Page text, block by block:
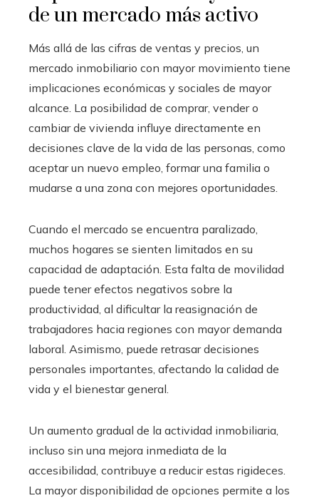
de un mercado más activo
Más allá de las cifras de ventas y precios, un
mercado inmobiliario con mayor movimiento tiene
implicaciones económicas y sociales de mayor
alcance. La posibilidad de comprar, vender o
cambiar de vivienda influye directamente en
decisiones clave de la vida de las personas, como
aceptar un nuevo empleo, formar una familia o
mudarse a una zona con mejores oportunidades.
Cuando el mercado se encuentra paralizado,
muchos hogares se sienten limitados en su
capacidad de adaptación. Esta falta de movilidad
puede tener efectos negativos sobre la
productividad, al dificultar la reasignación de
trabajadores hacia regiones con mayor demanda
laboral. Asimismo, puede retrasar decisiones
personales importantes, afectando la calidad de
vida y el bienestar general.
Un aumento gradual de la actividad inmobiliaria,
incluso sin una mejora inmediata de la
accesibilidad, contribuye a reducir estas rigideces.
La mayor disponibilidad de opciones permite a los